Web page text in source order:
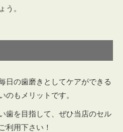
う。
日の歯磨きとしてケアができる
のもメリットです。
歯を目指して、ぜひ当店のセル
利用下さい！